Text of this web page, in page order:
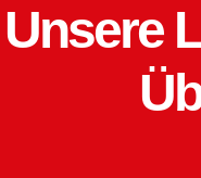
Unsere